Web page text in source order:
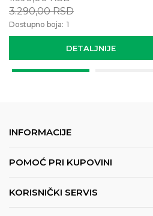
DETALJNIJE
3.290,00RSD
Dostupno boja: 1
INFORMACIJE
POMOĆ PRI KUPOVINI
KORISNIČKI SERVIS